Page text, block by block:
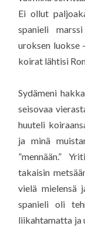
Ei ollut
spanieli
uroksen luokse
koirat lähtisi
Sydämeni
seisovaa
huuteli
ja minä
”mennään.”
takaisin
vielä mielensä
spanieli oli
liikahtamatta ja